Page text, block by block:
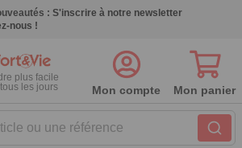
: S'inscrire à notre newsletter
nous !
plus facile
les jours
ou une référence
Mon compte Mon panier